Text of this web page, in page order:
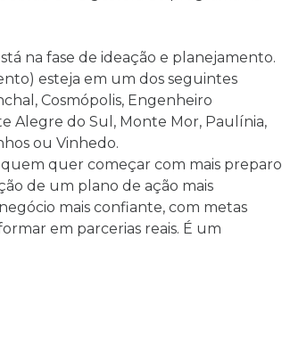
na fase de ideação e planejamento.
esteja em um dos seguintes
Cosmópolis, Engenheiro
Alegre do Sul, Monte Mor, Paulínia,
ou Vinhedo.
quer começar com mais preparo
de um plano de ação mais
mais confiante, com metas
em parcerias reais. É um